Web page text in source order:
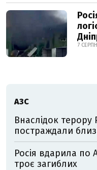
7
АЗС
Внаслідок терору
постраждали
Росія вдарила по
троє загиблих